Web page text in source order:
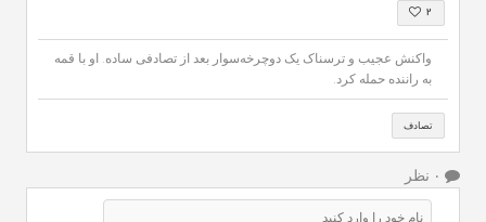
۲
واکنش عجیب و ترسناک یک دوچرخه‌سوار بعد از تصادفی ساده. او با قمه
به راننده حمله کرد.
تصادف
۰ نظر